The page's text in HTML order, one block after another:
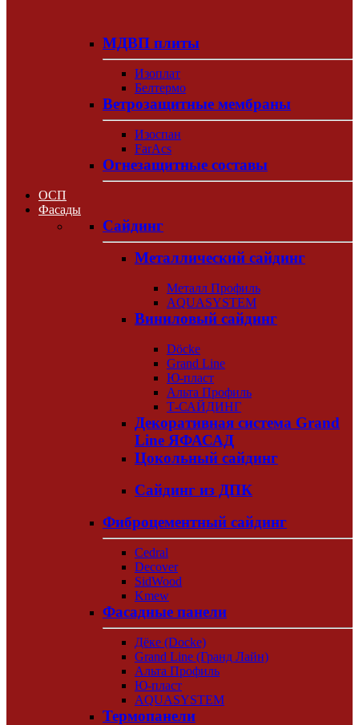
МДВП плиты
Изоплат
Белтермо
Ветрозащитные мембраны
Изоспан
FarAcs
Огнезащитные составы
ОСП
Фасады
Сайдинг
Металлический сайдинг
Металл Профиль
AQUASYSTEM
Виниловый сайдинг
Döcke
Grand Line
Ю-пласт
Альта Профиль
Т-САЙДИНГ
Декоративная система Grand
Line ЯФАСАД
Цокольный сайдинг
Сайдинг из ДПК
Фиброцементный сайдинг
Cedral
Decover
SidWood
Kmew
Фасадные панели
Дёке (Docke)
Grand Line (Гранд Лайн)
Альта Профиль
Ю-пласт
AQUASYSTEM
Термопанели